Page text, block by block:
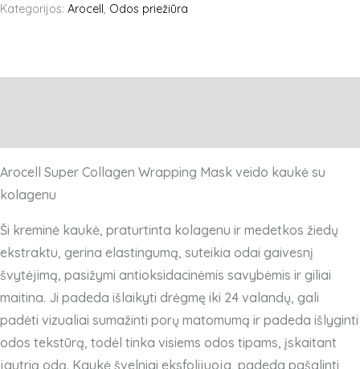
Kategorijos: Arocell, Odos priežiūra
Arocell Super Collagen Wrapping Mask veido kaukė su
kolagenu
Ši kreminė kaukė, praturtinta kolagenu ir medetkos žiedų
ekstraktu, gerina elastingumą, suteikia odai gaivesnį
švytėjimą, pasižymi antioksidacinėmis savybėmis ir giliai
maitina. Ji padeda išlaikyti drėgmę iki 24 valandų, gali
padėti vizualiai sumažinti porų matomumą ir padeda išlyginti
odos tekstūrą, todėl tinka visiems odos tipams, įskaitant
jautrią odą. Kaukė švelniai eksfolijuoja, padeda pašalinti